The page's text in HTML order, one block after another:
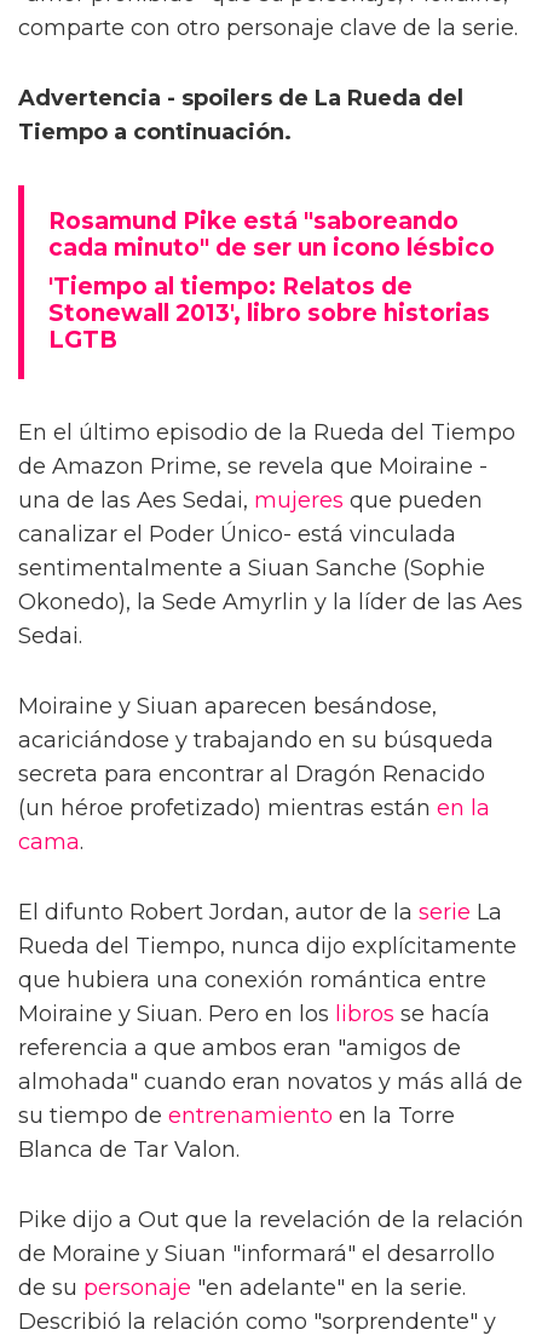
comparte con otro personaje clave de la serie.
Advertencia - spoilers de La Rueda del
Tiempo a continuación.
Rosamund Pike está "saboreando
cada minuto" de ser un icono lésbico
'Tiempo al tiempo: Relatos de
Stonewall 2013', libro sobre historias
LGTB
En el último episodio de la Rueda del Tiempo
de Amazon Prime, se revela que Moiraine -
una de las Aes Sedai, mujeres que pueden
canalizar el Poder Único- está vinculada
sentimentalmente a Siuan Sanche (Sophie
Okonedo), la Sede Amyrlin y la líder de las Aes
Sedai.
Moiraine y Siuan aparecen besándose,
acariciándose y trabajando en su búsqueda
secreta para encontrar al Dragón Renacido
(un héroe profetizado) mientras están en la
cama.
El difunto Robert Jordan, autor de la serie La
Rueda del Tiempo, nunca dijo explícitamente
que hubiera una conexión romántica entre
Moiraine y Siuan. Pero en los libros se hacía
referencia a que ambos eran "amigos de
almohada" cuando eran novatos y más allá de
su tiempo de entrenamiento en la Torre
Blanca de Tar Valon.
Pike dijo a Out que la revelación de la relación
de Moraine y Siuan "informará" el desarrollo
de su personaje "en adelante" en la serie.
Describió la relación como "sorprendente" y